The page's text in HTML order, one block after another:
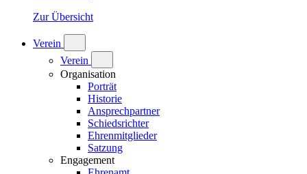
Zur Übersicht
Verein
Verein
Organisation
Porträt
Historie
Ansprechpartner
Schiedsrichter
Ehrenmitglieder
Satzung
Engagement